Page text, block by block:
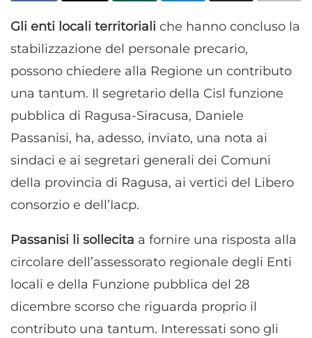
Gli enti locali territoriali che hanno concluso la
stabilizzazione del personale precario,
possono chiedere alla Regione un contributo
una tantum. Il segretario della Cisl funzione
pubblica di Ragusa-Siracusa, Daniele
Passanisi, ha, adesso, inviato, una nota ai
sindaci e ai segretari generali dei Comuni
della provincia di Ragusa, ai vertici del Libero
consorzio e dell’Iacp.
Passanisi li sollecita a fornire una risposta alla
circolare dell’assessorato regionale degli Enti
locali e della Funzione pubblica del 28
dicembre scorso che riguarda proprio il
contributo una tantum. Interessati sono gli